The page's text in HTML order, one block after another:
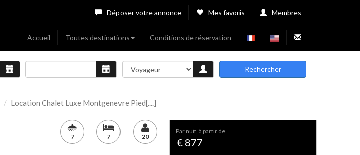
Déposer votre annonce Mes favoris Membres
Accueil Toutes destinations Conditions de réservation
Rechercher
Location Chalet Luxe Montgenevre Pied[....]
7 7 20
par nuit, à partir de
€ 877